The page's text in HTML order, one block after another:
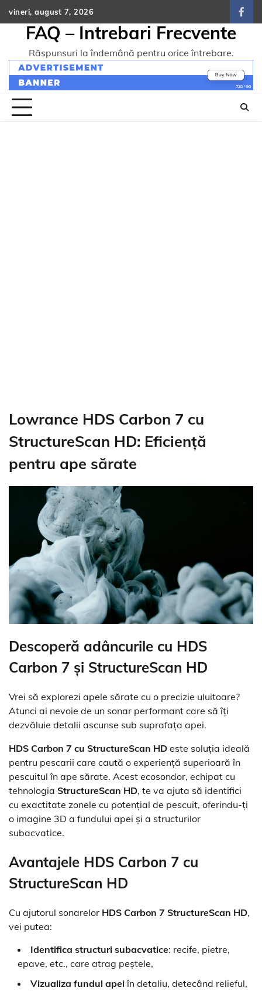
Skip
to
content
vineri, august 7, 2026
FAQ – Intrebari Frecvente
Răspunsuri la îndemână pentru orice întrebare.
Lowrance HDS Carbon 7 cu
StructureScan HD: Eficiență
pentru ape sărate
Descoperă adâncurile cu HDS
Carbon 7 și StructureScan HD
Vrei să explorezi apele sărate cu o precizie uluitoare?
Atunci ai nevoie de un sonar performant care să îți
dezvăluie detalii ascunse sub suprafața apei.
HDS Carbon 7 cu StructureScan HD este soluția ideală
pentru pescarii care caută o experiență superioară în
pescuitul în ape sărate. Acest ecosondor, echipat cu
tehnologia StructureScan HD, te va ajuta să identifici
cu exactitate zonele cu potențial de pescuit, oferindu-ți
o imagine 3D a fundului apei și a structurilor
subacvatice.
Avantajele HDS Carbon 7 cu
StructureScan HD
Cu ajutorul sonarelor HDS Carbon 7 StructureScan HD,
vei putea:
Identifica structuri subacvatice: recife, pietre,
epave, etc., care atrag peștele,
Vizualiza fundul apeiîn detaliu, detecând relieful,